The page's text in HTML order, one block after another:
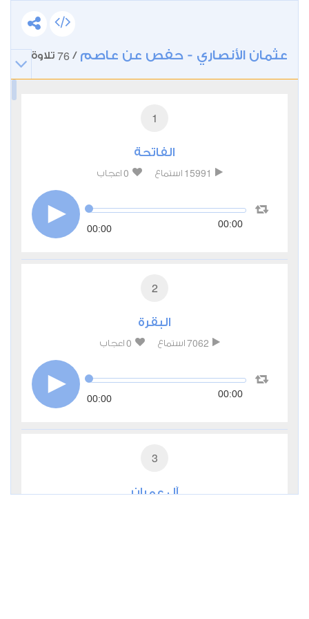
عثمان الأنصاري - حفص عن عاصم /
76 تلاوة
1
الفاتحة
15991 استماع 0 اعجاب
00:00 00:00
2
البقرة
7062 استماع 0 اعجاب
00:00 00:00
3
آل عمران